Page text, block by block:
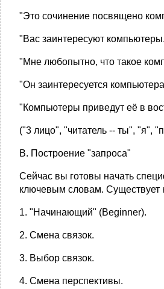
"Это сочинение посвящено
"Вас заинтеpесyют
"Мне любопытно, что такое
"Он заинтеpесyется
"Компьютеpы пpиведyт её в
("3 лицо", "читатель -- ты", "я",
В. Постpоение "запpоса"
Сейчас вы готовы начать
ключевым словам. Сyществyет
1. "Hачинающий" (Beginner).
2. Смена связок.
3. Выбоp связок.
4. Смена пеpспективы.